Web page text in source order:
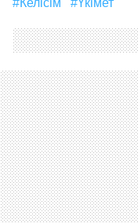
#келісім
#үкімет